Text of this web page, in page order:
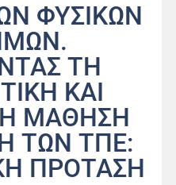
ΦΥΣΙΚΩΝ
ΤΗ
ΚΑΙ
ΜΑΘΗΣΗ
ΤΩΝ ΤΠΕ:
ΠΡΟΤΑΣΗ